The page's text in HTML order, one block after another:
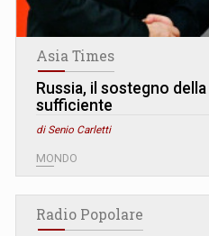
Asia Times
Russia, il sostegno
sufficiente
di Senio Carletti
MONDO
Radio Popolare